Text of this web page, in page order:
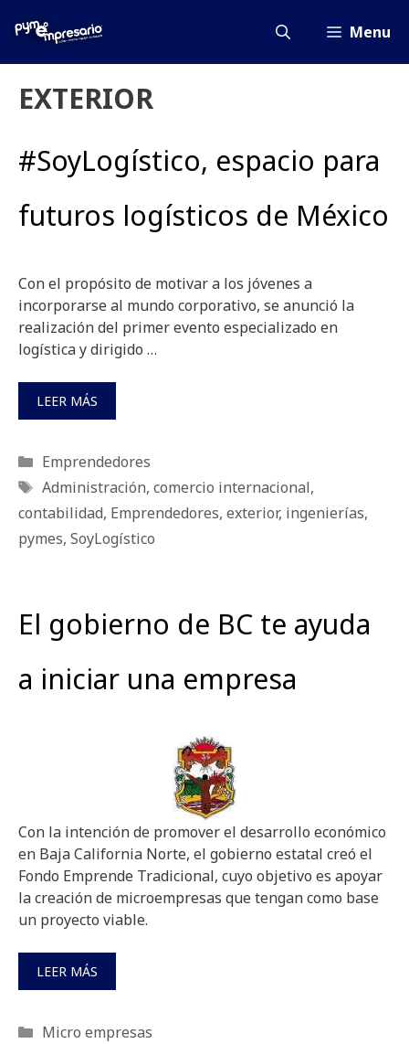
Menu
EXTERIOR
#SoyLogístico, espacio para
futuros logísticos de México
Con el propósito de motivar a los jóvenes a
incorporarse al mundo corporativo, se anunció la
realización del primer evento especializado en
logística y dirigido …
LEER MÁS
Categorías
Emprendedores
Etiquetas
Administración, comercio internacional,
contabilidad, Emprendedores, exterior, ingenierías,
pymes, SoyLogístico
El gobierno de BC te ayuda
a iniciar una empresa
Con la intención de promover el desarrollo económico
en Baja California Norte, el gobierno estatal creó el
Fondo Emprende Tradicional, cuyo objetivo es apoyar
la creación de microempresas que tengan como base
un proyecto viable.
LEER MÁS
Categorías
Micro empresas